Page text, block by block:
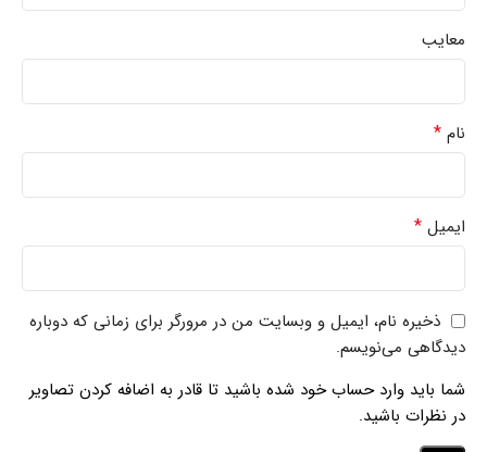
معایب
نام *
ایمیل *
ذخیره نام، ایمیل و وبسایت من در مرورگر برای زمانی که دوباره
دیدگاهی می‌نویسم.
شما باید وارد حساب خود شده باشید تا قادر به اضافه کردن تصاویر
در نظرات باشید.